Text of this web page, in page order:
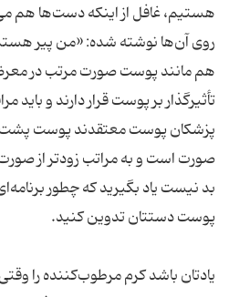
هستیم، غافل از اینکه دست‌ها هم
روی آن‌ها نوشته شده: «من پیر
هم مانند پوست صورت مرتب در
تأثیرگذار بر پوست قرار دارند و باید
پزشکان پوست معتقدند پوست پشت
صورت است و به مراتب زودتر از
بد نیست یاد بگیرید که چطور
یادتان باشد کرم مرطوب‌کننده را